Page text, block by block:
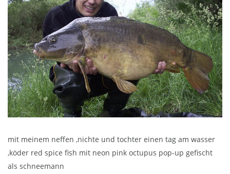
mit meinem neffen ,nichte und tochter einen tag am wasser
,köder red spice fish mit neon pink octupus pop-up gefischt
als schneemann